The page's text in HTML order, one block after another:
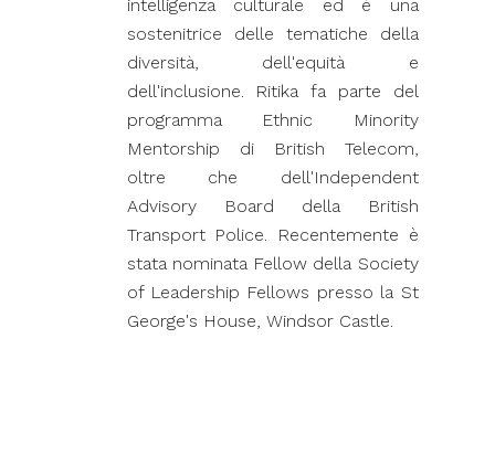
intelligenza culturale ed è una
sostenitrice delle tematiche della
diversità, dell'equità e
dell'inclusione. Ritika fa parte del
programma Ethnic Minority
Mentorship di British Telecom,
oltre che dell'Independent
Advisory Board della British
Transport Police. Recentemente è
stata nominata Fellow della Society
of Leadership Fellows presso la St
George's House, Windsor Castle.